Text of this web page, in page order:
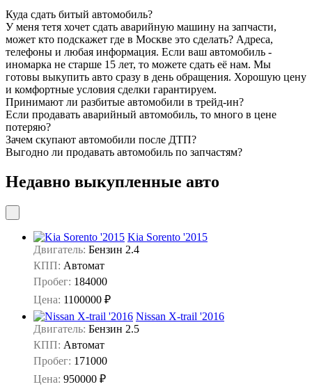
Куда сдать битый автомобиль?
У меня тетя хочет сдать аварийную машину на запчасти,
может кто подскажет где в Москве это сделать? Адреса,
телефоны и любая информация. Если ваш автомобиль -
иномарка не старше 15 лет, то можете сдать её нам. Мы
готовы выкупить авто сразу в день обращения. Хорошую цену
и комфортные условия сделки гарантируем.
Принимают ли разбитые автомобили в трейд-ин?
Если продавать аварийный автомобиль, то много в цене
потеряю?
Зачем скупают автомобили после ДТП?
Выгодно ли продавать автомобиль по запчастям?
Недавно выкупленные авто
Kia Sorento '2015
Двигатель: Бензин 2.4
КПП: Автомат
Пробег: 184000
Цена: 1100000 ₽
Nissan X-trail '2016
Двигатель: Бензин 2.5
КПП: Автомат
Пробег: 171000
Цена: 950000 ₽